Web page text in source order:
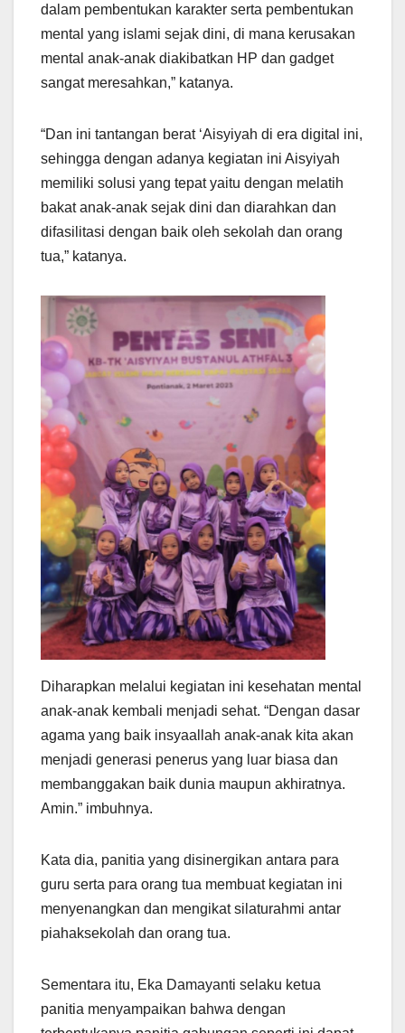
dalam pembentukan karakter serta pembentukan
mental yang islami sejak dini, di mana kerusakan
mental anak-anak diakibatkan HP dan gadget
sangat meresahkan,” katanya.
“Dan ini tantangan berat ‘Aisyiyah di era digital ini,
sehingga dengan adanya kegiatan ini Aisyiyah
memiliki solusi yang tepat yaitu dengan melatih
bakat anak-anak sejak dini dan diarahkan dan
difasilitasi dengan baik oleh sekolah dan orang
tua,” katanya.
Diharapkan melalui kegiatan ini kesehatan mental
anak-anak kembali menjadi sehat. “Dengan dasar
agama yang baik insyaallah anak-anak kita akan
menjadi generasi penerus yang luar biasa dan
membanggakan baik dunia maupun akhiratnya.
Amin.” imbuhnya.
Kata dia, panitia yang disinergikan antara para
guru serta para orang tua membuat kegiatan ini
menyenangkan dan mengikat silaturahmi antar
piahaksekolah dan orang tua.
Sementara itu, Eka Damayanti selaku ketua
panitia menyampaikan bahwa dengan